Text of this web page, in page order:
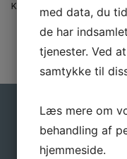
Kategori:
Fabriksnye
Gå ikke
Tilmeld dig
med data, du
de har
tjenester. Ved
samtykke til
Læs mere om
behandling af
hjemmeside.